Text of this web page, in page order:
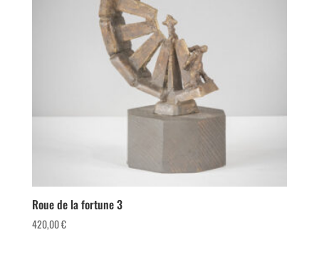
Roue de la fortune 3
420,00€